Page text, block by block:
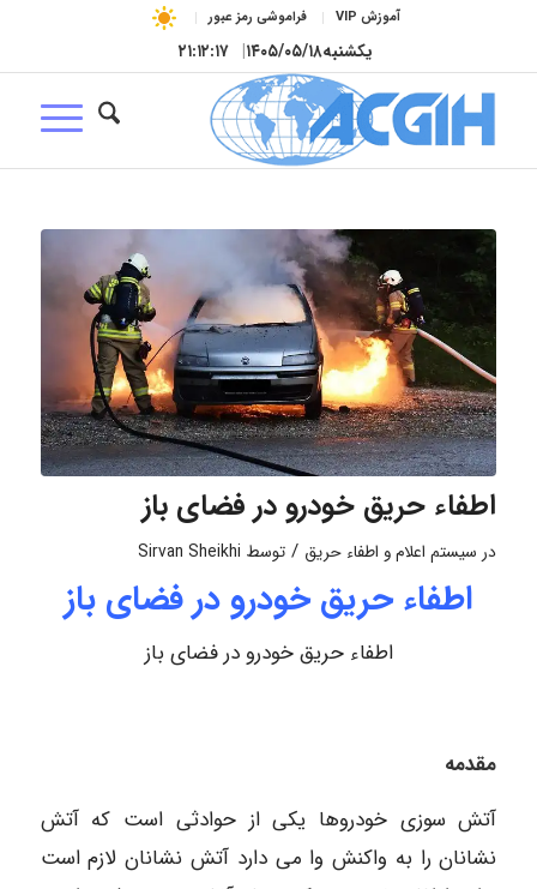
آموزش VIP فراموشی رمز عبور
یکشنبه۱۴۰۵/۰۵/۱۸| ۲۱:۱۲:۱۸
اطفاء حریق خودرو در فضای باز
در سیستم اعلام و اطفاء حریق / توسط Sirvan Sheikhi
اطفاء حریق خودرو در فضای باز
اطفاء حریق خودرو در فضای باز
مقدمه
آتش سوزی خودروها یکی از حوادثی است که آتش
نشانان را به واکنش وا می دارد آتش نشانان لازم است